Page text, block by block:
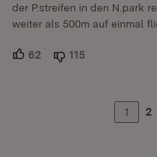
der P.streifen in den N.park
weiter als 500m auf einmal
62 Unterstützer.
115
1 2